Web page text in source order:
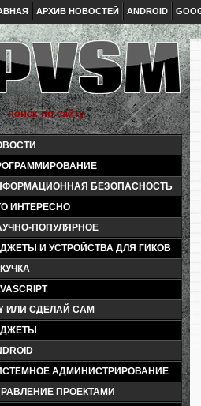
АРХИВ НОВОСТЕЙ ANDROID
БЕЗОПАСНОСТЬ
ИНТЕРЕСНО
ПОПУЛЯРНОЕ
И УСТРОЙСТВА ДЛЯ ГИКОВ
ИЛИ СДЕЛАЙ САМ
АДМИНИСТРИРОВАНИЕ
ПРОЕКТАМИ